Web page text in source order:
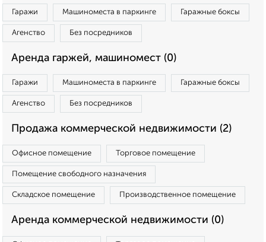
Гаражи Машиноместа в паркинге Гаражные боксы
Агенство Без посредников
Аренда гаржей, машиномест (0)
Гаражи Машиноместа в паркинге Гаражные боксы
Агенство Без посредников
Продажа коммерческой недвижимости (2)
Офисное помещение Торговое помещение
Помещение свободного назначения
Складское помещение Производственное помещение
Аренда коммерческой недвижимости (0)